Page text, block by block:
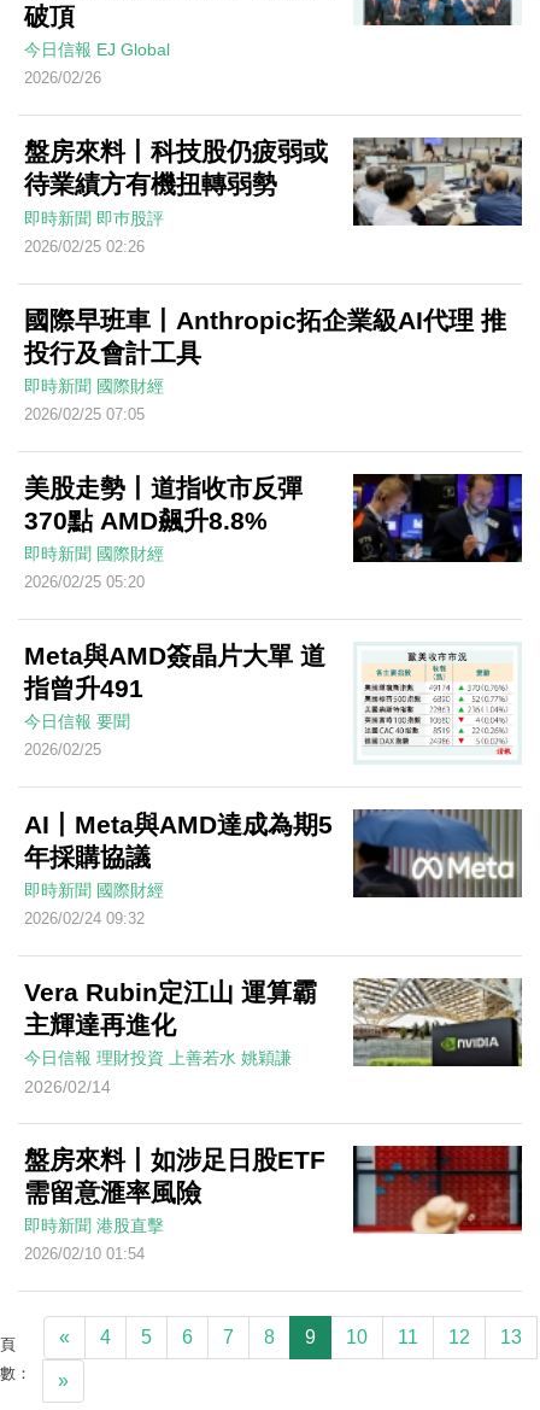
破頂
今日信報 EJ Global
2026/02/26
盤房來料丨科技股仍疲弱或
待業績方有機扭轉弱勢
即時新聞 即巿股評
2026/02/25 02:26
國際早班車丨Anthropic拓企業級AI代理 推
投行及會計工具
即時新聞 國際財經
2026/02/25 07:05
美股走勢丨道指收市反彈
370點 AMD飆升8.8%
即時新聞 國際財經
2026/02/25 05:20
Meta與AMD簽晶片大單 道
指曾升491
今日信報 要聞
2026/02/25
AI丨Meta與AMD達成為期5
年採購協議
即時新聞 國際財經
2026/02/24 09:32
Vera Rubin定江山 運算霸
主輝達再進化
今日信報 理財投資 上善若水 姚穎謙
2026/02/14
盤房來料丨如涉足日股ETF
需留意滙率風險
即時新聞 港股直擊
2026/02/10 01:54
頁
數：
« 4 5 6 7 8 9 10 11 12 13
»